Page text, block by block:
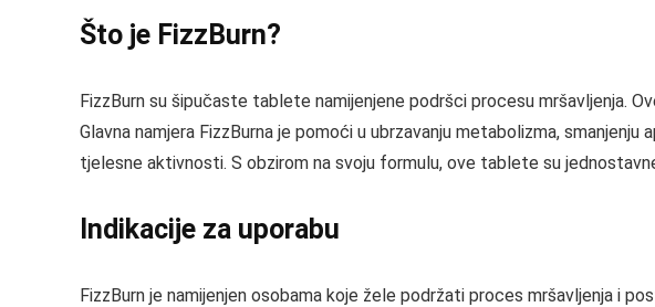
Što je FizzBurn?
FizzBurn su šipučaste tablete namijenjene podršci procesu mršavljenja.
Glavna namjera FizzBurna je pomoći u ubrzavanju metabolizma,
tjelesne aktivnosti. S obzirom na svoju formulu, ove tablete su
Indikacije za uporabu
FizzBurn je namijenjen osobama koje žele podržati proces mršavljenja i